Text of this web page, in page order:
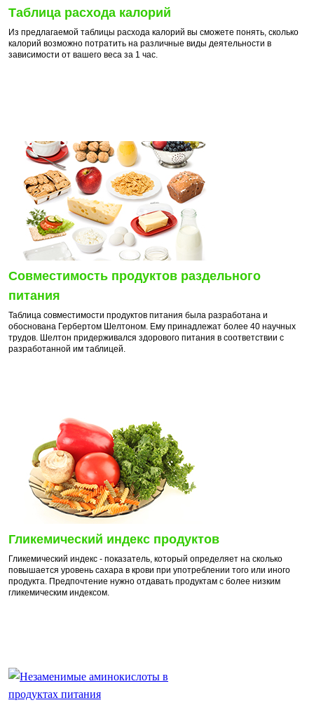
Таблица расхода калорий
Из предлагаемой таблицы расхода калорий вы сможете понять, сколько
калорий возможно потратить на различные виды деятельности в
зависимости от вашего веса за 1 час.
Совместимость продуктов раздельного
питания
Таблица совместимости продуктов питания была разработана и
обоснована Гербертом Шелтоном. Ему принадлежат более 40 научных
трудов. Шелтон придерживался здорового питания в соответствии с
разработанной им таблицей.
Гликемический индекс продуктов
Гликемический индекс - показатель, который определяет на сколько
повышается уровень сахара в крови при употреблении того или иного
продукта. Предпочтение нужно отдавать продуктам с более низким
гликемическим индексом.